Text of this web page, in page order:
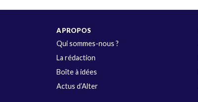
A PROPOS
Qui sommes-nous ?
La rédaction
Boîte à idées
Actus d’Alter